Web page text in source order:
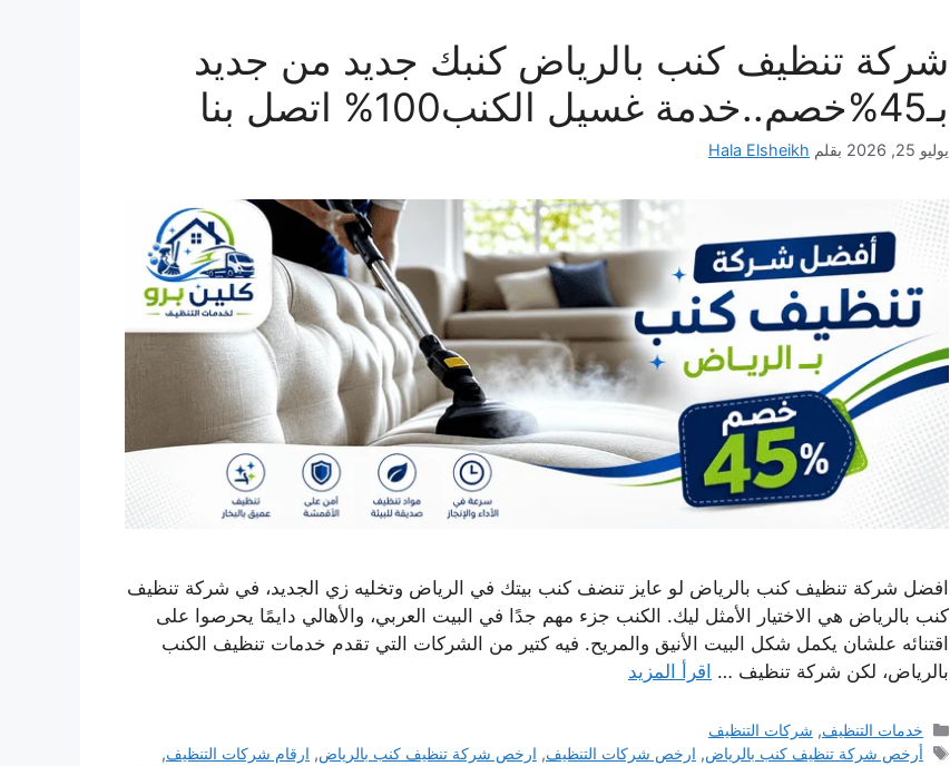
شركة تنظيف كنب بالرياض كنبك جديد من جديد
بـ45%خصم..خدمة غسيل الكنب100% اتصل بنا
يوليو 25, 2026 بقلم Hala Elsheikh
افضل شركة تنظيف كنب بالرياض لو عايز تنضف كنب بيتك في الرياض وتخليه زي الجديد، في شركة تنظيف
كنب بالرياض هي الاختيار الأمثل ليك. الكنب جزء مهم جدًا في البيت العربي، والأهالي دايمًا يحرصوا على
اقتنائه علشان يكمل شكل البيت الأنيق والمريح. فيه كتير من الشركات التي تقدم خدمات تنظيف الكنب
بالرياض، لكن شركة تنظيف … اقرأ المزيد
التصنيفات
خدمات التنظيف, شركات التنظيف
الوسوم
أرخص شركة تنظيف كنب بالرياض, ارخص شركات التنظيف, ارخص شركة تنظيف كنب بالرياض, ارقام شركات التنظيف,